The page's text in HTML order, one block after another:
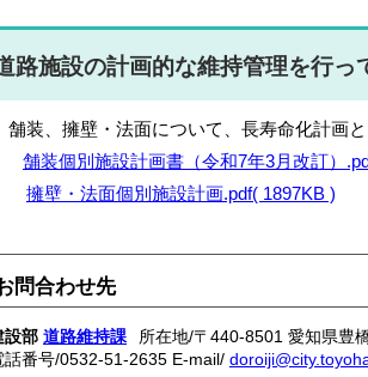
路施設の計画的な維持管理を行っ
、擁壁・法面について、長寿命化計画と
舗装個別施設計画書（令和7年3月改訂）
擁壁・法面個別施設計画.pdf( 1897KB )
問合わせ先
設部 道路維持課
所在地/〒440-8501 愛知県豊
話番号/0532-51-2635 E-mail/